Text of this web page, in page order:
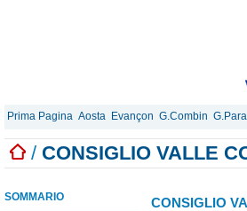
Prima Pagina Aosta Evançon G.Combin
/ CONSIGLIO VALLE
SOMMARIO CONSIGLIO